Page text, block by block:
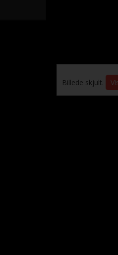
Billede skjult.